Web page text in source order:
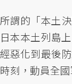
所謂的「本土
日本本土列島
經惡化到最後
時刻，動員全